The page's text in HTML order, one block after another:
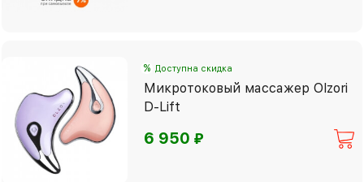
% Доступна скидка
Микротоковый массажер Olzori
D-Lift
6 950⃏